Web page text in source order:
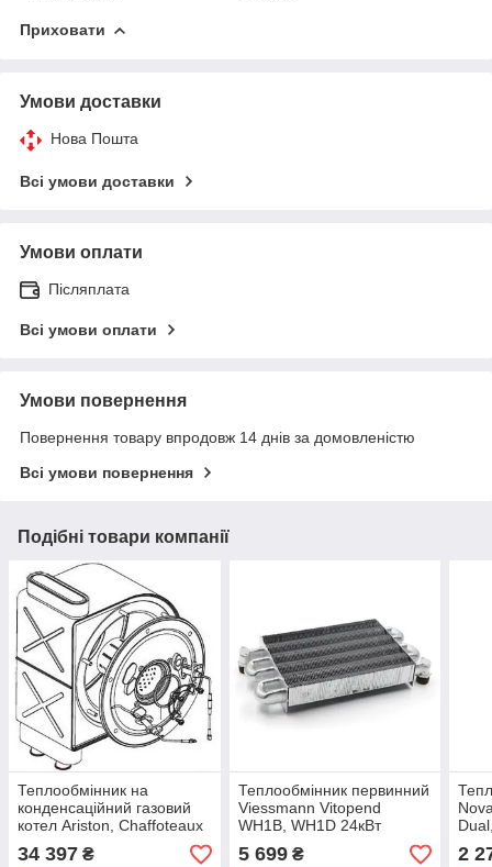
Приховати
Умови доставки
Нова Пошта
Всі умови доставки
Умови оплати
Післяплата
Всі умови оплати
Умови повернення
Повернення товару впродовж 14 днів за домовленістю
Всі умови повернення
Подібні товари компанії
Теплообмінник на
конденсаційний газовий
котел Ariston, Chaffoteaux
24 61313760
34 397 ₴
Теплообмінник первинний
Viessmann Vitopend
WH1B, WH1D 24кВт
(7825510)
5 699₴ 2